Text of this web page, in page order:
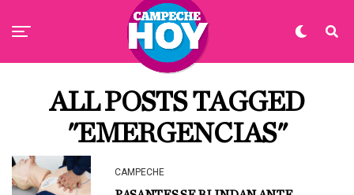
ALL POSTS TAGGED
"EMERGENCIAS"
CAMPECHE